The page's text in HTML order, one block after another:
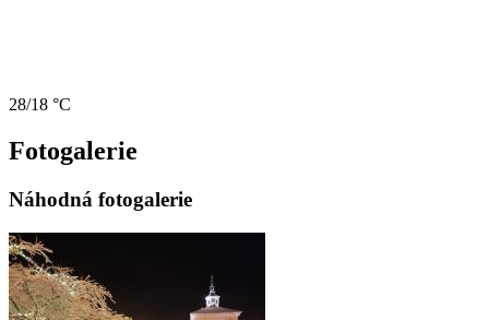
28/18 °C
Fotogalerie
Náhodná fotogalerie